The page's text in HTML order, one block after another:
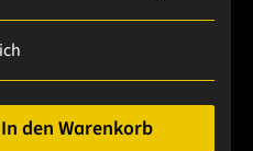
Wert ein oder
In den Warenkorb